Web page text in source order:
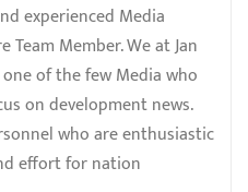
experienced Media
Member. We at Jan
of the few Media who
on development news.
who are enthusiastic
effort for nation